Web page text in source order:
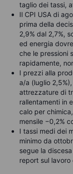
taglio dei tassi,
Il CPI USA di
prima della
2,9% dal 2,7%,
ed energia
che le pressioni
rapidamente,
I prezzi alla
a/a (luglio
attrezzature di
rallentamenti in
calo per
mensile −0,2%
I tassi medi dei
minimo da
segue la
report sul